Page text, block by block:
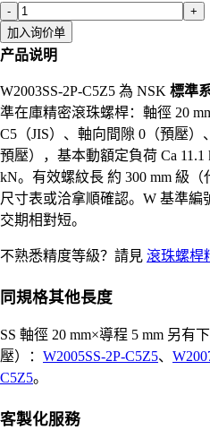
-
+
加入询价单
产品说明
W2003SS-2P-C5Z5 為 NSK 標準
準在庫精密滾珠螺桿：軸徑 20
C5（JIS）、軸向間隙 0（預壓
預壓），基本動額定負荷 Ca 11.1
kN。有效螺紋長 約 300 mm 級
尺寸表或洽拿順確認。W 基準編
交期相對短。
不熟悉精度等級？請見 滾珠螺桿
同規格其他長度
SS 軸徑 20 mm×導程 5 mm 另有
壓）： W2005SS-2P-C5Z5、
C5Z5。
客製化服務